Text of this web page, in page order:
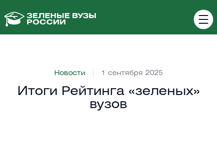
Новости 1 сентября 2025
Итоги Рейтинга «зеленых»
вузов